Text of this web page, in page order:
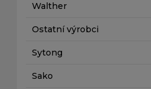
Walther
Ostatní výrobci
Sytong
Sako